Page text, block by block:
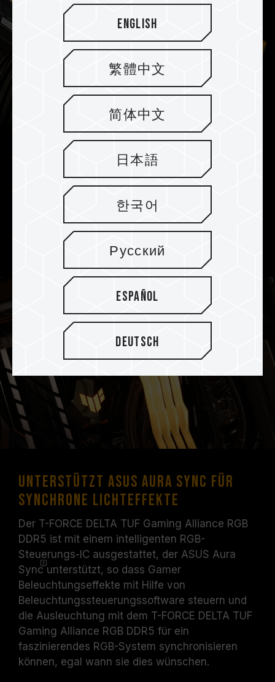
Verbessertes PMIC-Kühlungsdesign
Der DELTA TUF Gaming RGB DDR5 ist mit
professionellem wärmeleitfähigem Silikon und
einem verstärkten PMIC-Kühlungsdesign für
einen effektiveren und stabileren PMIC-Betrieb
ausgestattet.
Unterstützt ASUS Aura Sync für
synchrone Lichteffekte
Der T-FORCE DELTA TUF Gaming Alliance RGB
DDR5 ist mit einem intelligenten RGB-
Steuerungs-IC ausgestattet, der ASUS Aura
Syncunterstützt, so dass Gamer
Beleuchtungseffekte mit Hilfe von
Beleuchtungssteuerungssoftware steuern und
die Ausleuchtung mit dem T-FORCE DELTA TUF
Gaming Alliance RGB DDR5 für ein
faszinierendes RGB-System synchronisieren
können, egal wann sie dies wünschen.
English
繁體中文
简体中文
日本語
한국어
Русский
Español
Deutsch